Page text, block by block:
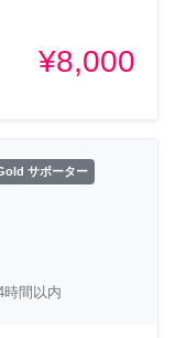
¥8,000
サポーター
時間以内